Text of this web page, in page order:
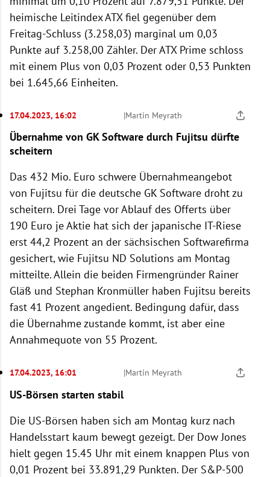
heimische Leitindex ATX fiel gegenüber dem
Freitag-Schluss (3.258,03) marginal um 0,03
Punkte auf 3.258,00 Zähler. Der ATX Prime schloss
mit einem Plus von 0,03 Prozent oder 0,53 Punkten
bei 1.645,66 Einheiten.
17.04.2023, 16:02 |Martin Meyrath
Übernahme von GK Software durch Fujitsu dürfte
scheitern
Das 432 Mio. Euro schwere Übernahmeangebot
von Fujitsu für die deutsche GK Software droht zu
scheitern. Drei Tage vor Ablauf des Offerts über
190 Euro je Aktie hat sich der japanische IT-Riese
erst 44,2 Prozent an der sächsischen Softwarefirma
gesichert, wie Fujitsu ND Solutions am Montag
mitteilte. Allein die beiden Firmengründer Rainer
Gläß und Stephan Kronmüller haben Fujitsu bereits
fast 41 Prozent angedient. Bedingung dafür, dass
die Übernahme zustande kommt, ist aber eine
Annahmequote von 55 Prozent.
17.04.2023, 16:01 |Martin Meyrath
US-Börsen starten stabil
Die US-Börsen haben sich am Montag kurz nach
Handelsstart kaum bewegt gezeigt. Der Dow Jones
hielt gegen 15.45 Uhr mit einem knappen Plus von
0,01 Prozent bei 33.891,29 Punkten. Der S&P-500